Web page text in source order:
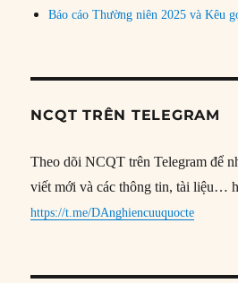
Báo cáo Thường niên 2025 và Kêu
NCQT TRÊN TELEGRAM
Theo dõi NCQT trên Telegram để
viết mới và các thông tin, tài liệu…
https://t.me/DAnghiencuuquocte